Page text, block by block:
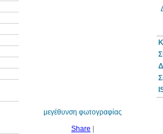
μεγέθυνση φωτογραφίας
Share